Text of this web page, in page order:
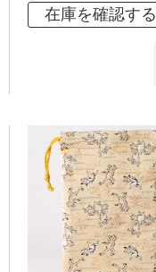
在庫を確認する